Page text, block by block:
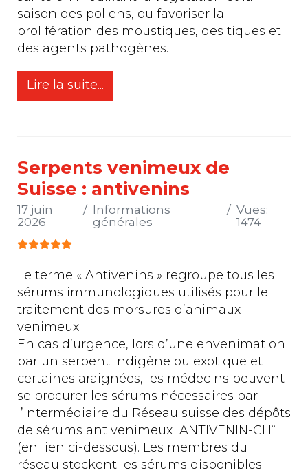
saison des pollens, ou favoriser la
prolifération des moustiques, des tiques et
des agents pathogènes.
Lire la suite...
Serpents venimeux de
Suisse : antivenins
Informations
générales
17 juin
2026
Vues:
1474
Vote utilisateur:
Le terme « Antivenins » regroupe tous les
sérums immunologiques utilisés pour le
traitement des morsures d’animaux
venimeux.
En cas d’urgence, lors d’une envenimation
par un serpent indigène ou exotique et
certaines araignées, les médecins peuvent
se procurer les sérums nécessaires par
l’intermédiaire du Réseau suisse des dépôts
de sérums antivenimeux "ANTIVENIN-CH“
(en lien ci-dessous). Les membres du
réseau stockent les sérums disponibles